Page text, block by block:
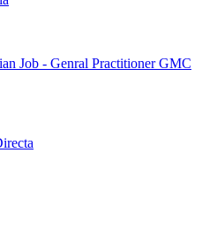
Job - Genral Practitioner GMC